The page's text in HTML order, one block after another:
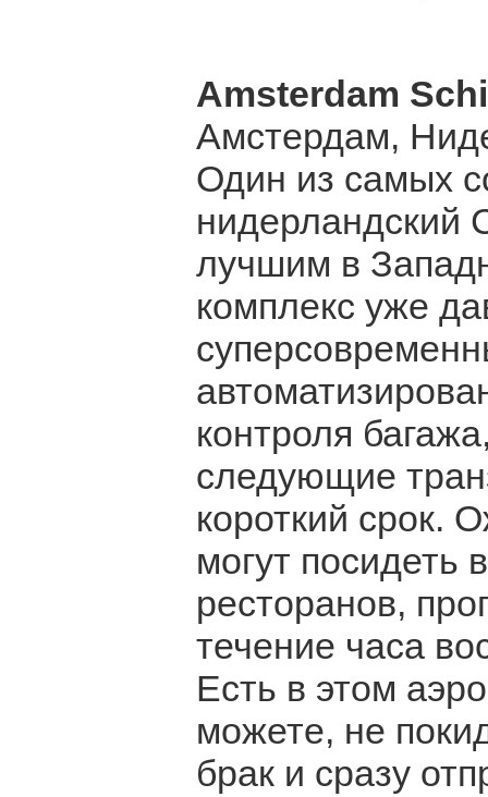
Amsterdam
Амстердам,
Один из самых
нидерландский
лучшим в
комплекс уже
контроля
следующие
короткий срок.
могут посидеть
ресторанов,
течение часа
Есть в этом
можете, не
брак и сразу